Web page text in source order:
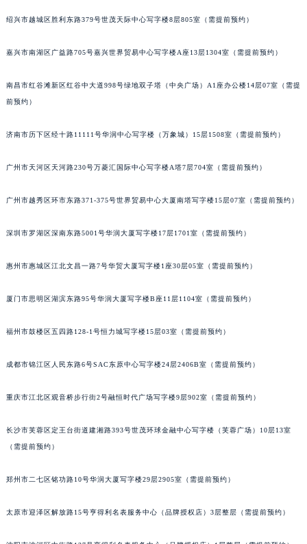
绍兴市越城区胜利东路379号世茂天际中心写字楼8层805室（需提前预约）
嘉兴市南湖区广益路705号嘉兴世界贸易中心写字楼A座13层1304室（需提前预约）
南昌市红谷滩新区红谷中大道998号绿地双子塔（中央广场）A1座办公楼14层07室（需提
前预约）
济南市历下区经十路11111号华润中心写字楼（万象城）15层1508室（需提前预约）
广州市天河区天河路230号万菱汇国际中心写字楼A塔7层704室（需提前预约）
广州市越秀区环市东路371-375号世界贸易中心大厦南塔写字楼15层07室（需提前预约）
深圳市罗湖区深南东路5001号华润大厦写字楼17层1701室（需提前预约）
惠州市惠城区江北文昌一路7号华贸大厦写字楼1座30层05室（需提前预约）
厦门市思明区湖滨东路95号华润大厦写字楼B座11层1104室（需提前预约）
福州市鼓楼区五四路128-1号恒力城写字楼15层03室（需提前预约）
成都市锦江区人民东路6号SAC东原中心写字楼24层2406B室（需提前预约）
重庆市江北区观音桥步行街2号融恒时代广场写字楼9层902室（需提前预约）
长沙市芙蓉区定王台街道建湘路393号世茂环球金融中心写字楼（芙蓉广场）10层13室
（需提前预约）
郑州市二七区铭功路10号华润大厦写字楼29层2905室（需提前预约）
太原市迎泽区解放路15号亨得利名表服务中心（品牌授权店）3层整层（需提前预约）